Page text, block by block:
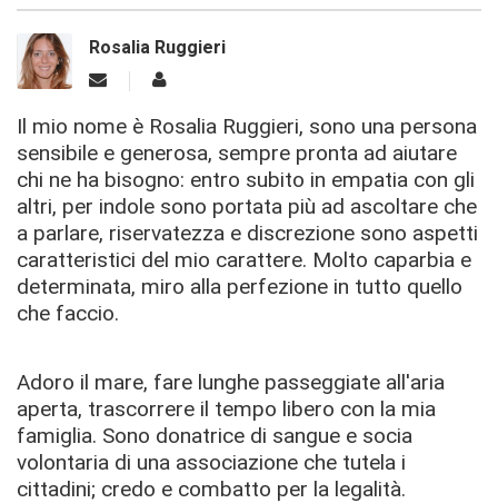
Rosalia Ruggieri
Il mio nome è Rosalia Ruggieri, sono una persona
sensibile e generosa, sempre pronta ad aiutare
chi ne ha bisogno: entro subito in empatia con gli
altri, per indole sono portata più ad ascoltare che
a parlare, riservatezza e discrezione sono aspetti
caratteristici del mio carattere. Molto caparbia e
determinata, miro alla perfezione in tutto quello
che faccio.
Adoro il mare, fare lunghe passeggiate all'aria
aperta, trascorrere il tempo libero con la mia
famiglia. Sono donatrice di sangue e socia
volontaria di una associazione che tutela i
cittadini; credo e combatto per la legalità.